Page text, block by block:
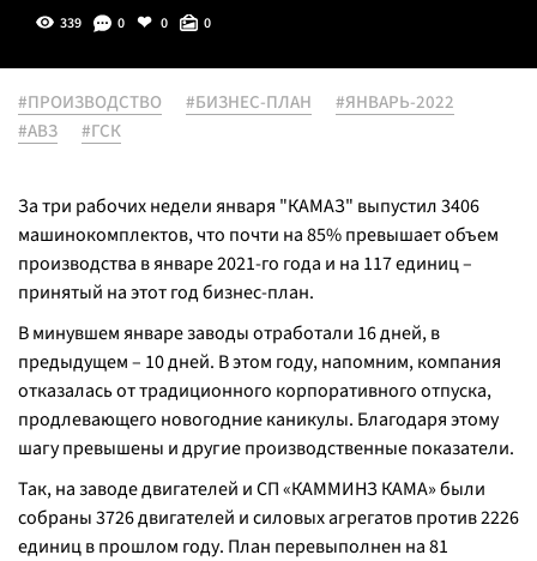
339 0 0 0
#ПРОИЗВОДСТВО #БИЗНЕС-ПЛАН
#ЯНВАРЬ-2022
#АВЗ
#ГСК
За три рабочих недели января "КАМАЗ" выпустил 3406
машинокомплектов, что почти на 85% превышает объем
производства в январе 2021-го года и на 117 единиц –
принятый на этот год бизнес-план.
В минувшем январе заводы отработали 16 дней, в
предыдущем – 10 дней. В этом году, напомним, компания
отказалась от традиционного корпоративного отпуска,
продлевающего новогодние каникулы. Благодаря этому
шагу превышены и другие производственные показатели.
Так, на заводе двигателей и СП «КАММИНЗ КАМА» были
собраны 3726 двигателей и силовых агрегатов против 2226
единиц в прошлом году. План перевыполнен на 81